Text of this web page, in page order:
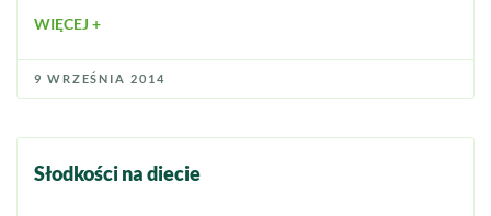
WIĘCEJ +
9 WRZEŚNIA 2014
Słodkości na diecie